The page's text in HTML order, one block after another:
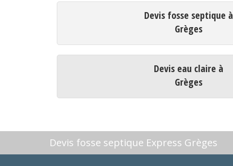
Devis fosse septique à
Grèges
Devis eau claire à
Grèges
Devis fosse septique Express Grèges